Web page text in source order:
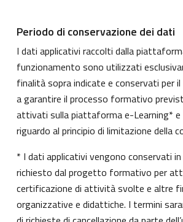
Periodo di conservazione dei dati
I dati applicativi raccolti dalla
funzionamento sono utilizzati
finalità sopra indicate e conservati per
a garantire il processo formativo
attivati sulla piattaforma e-Learning* e
riguardo al principio di limitazione della
* I dati applicativi vengono conservati
richiesto dal progetto formativo per
certificazione di attività svolte e altre
organizzative e didattiche. I termini